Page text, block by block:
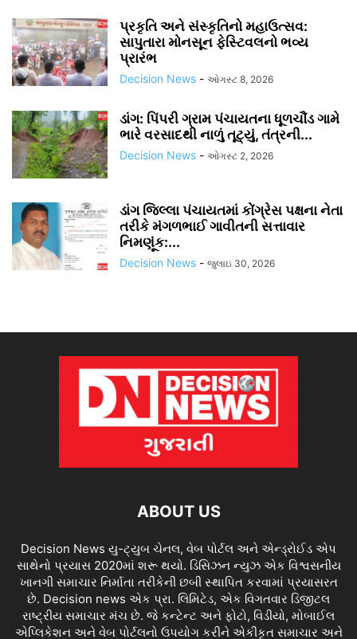
પ્રકૃતિ અને સંસ્કૃતિનો મહાઉત્સવ:
સાપુતારા મોનસૂન ફેસ્ટિવલનો ભવ્ય
પ્રારંભ
Decision News - ઓગસ્ટ 8, 2026
ડાંગ: પિંપરી ગ્રામ પંચાયતના ધૂળચૌંડ ગામે
ભારે વરસાદથી નાળું તૂટ્યું, તંત્રની...
Decision News - ઓગસ્ટ 2, 2026
ડાંગ જિલ્લા પંચાયતમાં કોંગ્રેસ પક્ષના નેતા
તરીકે મંગળભાઈ ગાવીતની સત્તાવાર
નિમણૂંક:...
Decision News - જુલાઇ 30, 2026
ABOUT US
Decision News યુ-ટ્યુબ ચેનલ, વેબ પોર્ટલ અને એન્ડ્રોઈડ એપ
સાથેનો પ્રયાસ 2020માં શરૂ થયો. ડિસિઝન ન્યુઝ એક વિશ્વસનીય
ખાનગી સમાચાર નિર્માતા તરીકેની છબી સ્થાપિત કરવામાં પ્રયાસરત
છે. Decision news એક પ્રા. લિમિટેડ, એક વિગતવાર ડિજીટલ
રાષ્ટ્રીય સમાચાર મંચ છે. જે કન્ટેન્ટ અને ફોટો, વિડીયો, મોબાઈલ
એપ્લિકેશન અને વેબ પોર્ટલનો ઉપયોગ કરીને એકીકૃત સમાચાર અને